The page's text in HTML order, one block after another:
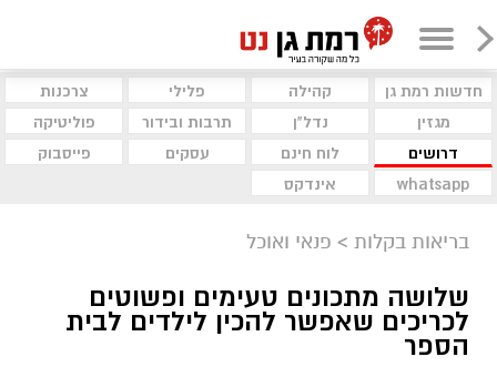
חדשות רמת גן קהילה פלילי
צרכנות
מגזין
נדל"ן תרבות ובידור
פוליטיקה
דרושים
לוח חינם עסקים
פייסבוק
whatsapp
אינדקס
בריאות בקלות > פנאי ואוכל
שלושה מתכונים טעימים ופשוטים
לכריכים שאפשר להכין לילדים לבית
הספר